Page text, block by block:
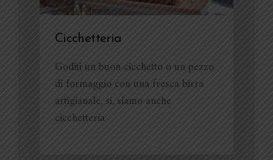
Cicchetteria
Goditi un buon cicchetto o un pezzo
di formaggio con una fresca birra
artigianale, si, siamo anche
cicchetteria